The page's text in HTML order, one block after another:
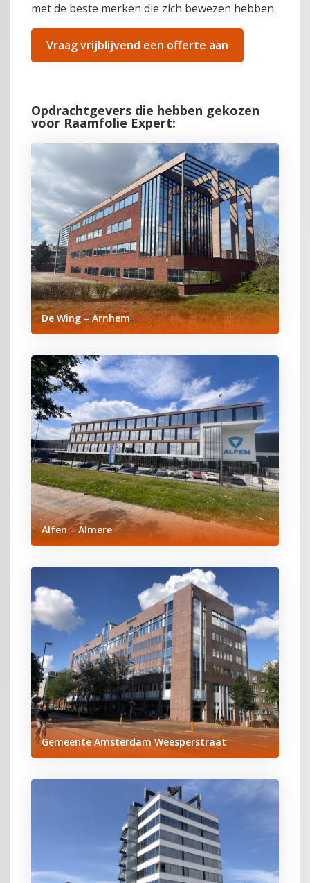
met de beste merken die zich bewezen hebben.
Vraag vrijblijvend een offerte aan
Opdrachtgevers die hebben gekozen
voor Raamfolie Expert:
De Wing – Arnhem
Alfen – Almere
Gemeente Amsterdam Weesperstraat